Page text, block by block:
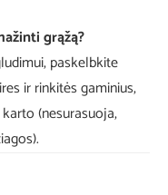
grąžą?
paskelbkite
ir rinkitės gaminius,
(nesurasuoja,